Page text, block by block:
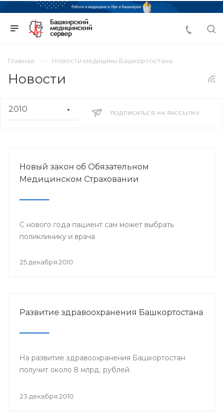
Главная Новости медицины Башкортостана
Новости
ПОДПИСАТЬСЯ НА РАССЫЛКУ
Новый закон об Обязательном
Медицинском Страховании
С нового года пациент сам может выбрать
поликлинику и врача
25 декабря 2010
Развитие здравоохранения Башкортостана
На развитие здравоохранения Башкортостан
получит около 8 млрд. рублей.
23 декабря 2010